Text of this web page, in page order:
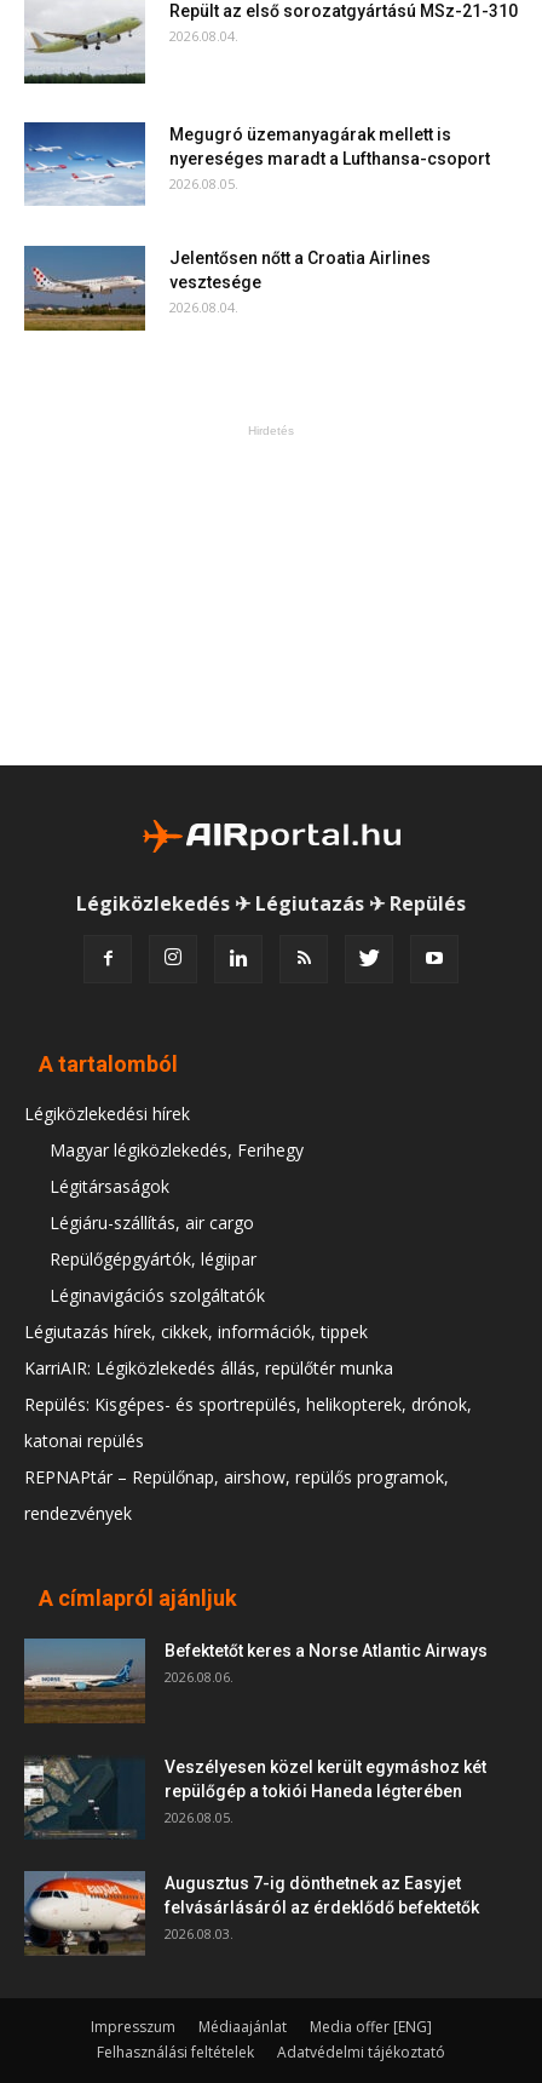
Repült az első sorozatgyártású MSz-21-310
2026.08.04.
Megugró üzemanyagárak mellett is
nyereséges maradt a Lufthansa-csoport
2026.08.05.
Jelentősen nőtt a Croatia Airlines
vesztesége
2026.08.04.
Hirdetés
Légiközlekedés ✈ Légiutazás ✈ Repülés
A tartalomból
Légiközlekedési hírek
Magyar légiközlekedés, Ferihegy
Légitársaságok
Légiáru-szállítás, air cargo
Repülőgépgyártók, légiipar
Léginavigációs szolgáltatók
Légiutazás hírek, cikkek, információk, tippek
KarriAIR: Légiközlekedés állás, repülőtér munka
Repülés: Kisgépes- és sportrepülés, helikopterek, drónok,
katonai repülés
REPNAPtár – Repülőnap, airshow, repülős programok,
rendezvények
A címlapról ajánljuk
Befektetőt keres a Norse Atlantic Airways
2026.08.06.
Veszélyesen közel került egymáshoz két
repülőgép a tokiói Haneda légterében
2026.08.05.
Augusztus 7-ig dönthetnek az Easyjet
felvásárlásáról az érdeklődő befektetők
2026.08.03.
Impresszum Médiaajánlat
Media offer [ENG]
Felhasználási feltételek
Adatvédelmi tájékoztató